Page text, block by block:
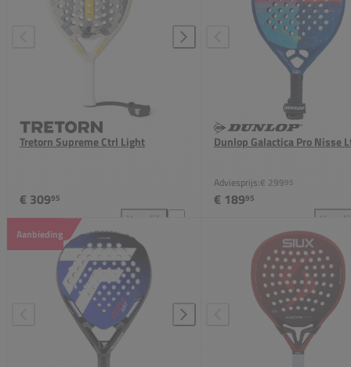
Tretorn Supreme Ctrl Light
€ 30995
Vergelijk
Tretorn Supreme Ctrl Light toevoegen aan
Dunlop Galactica Pro Nisse
Adviesprijs:€ 29995
€ 18995
Aanbieding